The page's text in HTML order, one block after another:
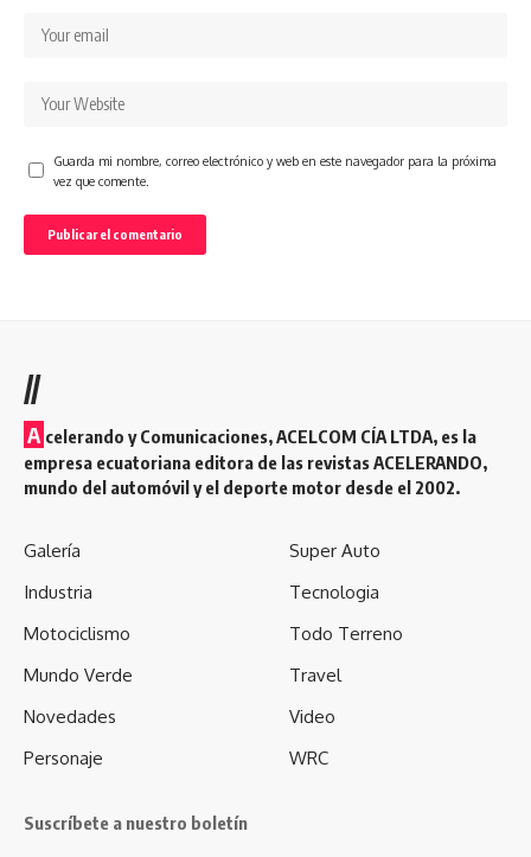
Guarda mi nombre, correo electrónico y web en este navegador para la próxima
vez que comente.
//
A celerando y Comunicaciones, ACELCOM CÍA LTDA, es la
empresa ecuatoriana editora de las revistas ACELERANDO,
mundo del automóvil y el deporte motor desde el 2002.
Galería
Industria
Motociclismo
Mundo Verde
Novedades
Personaje
Super Auto
Tecnologia
Todo Terreno
Travel
Video
WRC
Suscríbete a nuestro boletín